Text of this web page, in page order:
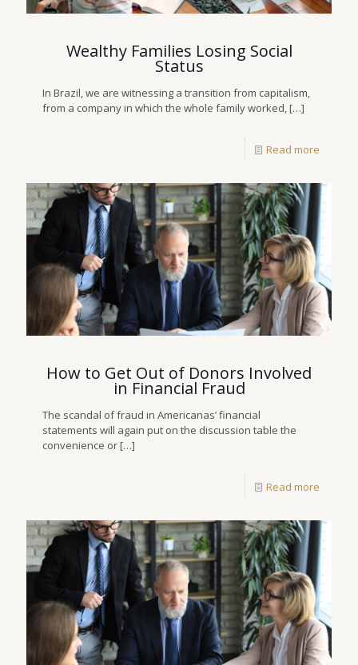
Wealthy Families Losing Social
Status
In Brazil, we are witnessing a transition from capitalism,
from a company in which the whole family worked,[…]
Read more
How to Get Out of Donors Involved
in Financial Fraud
The scandal of fraud in Americanas’ financial
statements will again put on the discussion table the
convenience or[…]
Read more